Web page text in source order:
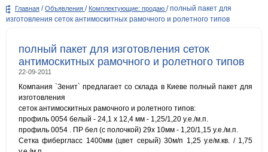
Главная / Объявления / Комплектующие: продаю / полный пакет для
изготовления сеток антимоскитных рамочного и ролетного типов
полный пакет для изготовления сеток
антимоскитных рамочного и ролетного типов
22-09-2011
Компания `Зенит` предлагает со склада в Киеве полный пакет для
изготовления
сеток антимоскитных рамочного и ролетного типов:
профиль 0054 белый - 24,1 х 12,4 мм - 1,25/1,20 у.е./м.п.
профиль 0054 . ПР бел (с полочкой) 29х 10мм - 1,20/1,15 у.е./м.п.
Сетка фибергласс 1400мм (цвет серый) 30м/п 1,25 у.е/м.кв. / 1,75